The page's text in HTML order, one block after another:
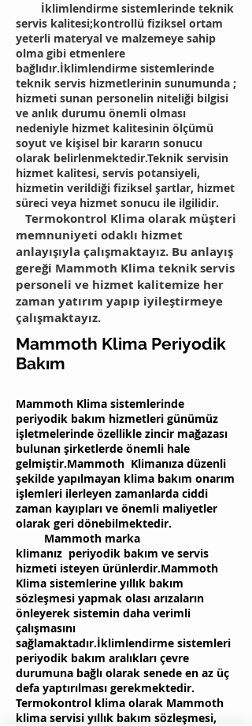
İklimlendirme sistemlerinde teknik
servis kalitesi;kontrollü fiziksel ortam
yeterli materyal ve malzemeye sahip
olma gibi etmenlere
bağlıdır.İklimlendirme sistemlerinde
teknik servis hizmetlerinin sunumunda ;
hizmeti sunan personelin niteliği bilgisi
ve anlık durumu önemli olması
nedeniyle hizmet kalitesinin ölçümü
soyut ve kişisel bir kararın sonucu
olarak belirlenmektedir.Teknik servisin
hizmet kalitesi, servis potansiyeli,
hizmetin verildiği fiziksel şartlar, hizmet
süreci veya hizmet sonucu ile ilgilidir.
Termokontrol Klima olarak müşteri
memnuniyeti odaklı hizmet
anlayışıyla çalışmaktayız. Bu anlayış
gereği Mammoth Klima teknik servis
personeli ve hizmet kalitemize her
zaman yatırım yapıp iyileştirmeye
çalışmaktayız.
Mammoth Klima sistemlerinde
periyodik bakım hizmetleri günümüz
işletmelerinde özellikle zincir mağazası
bulunan şirketlerde önemli hale
gelmiştir.Mammoth Klimanıza düzenli
şekilde yapılmayan klima bakım onarım
işlemleri ilerleyen zamanlarda ciddi
zaman kayıpları ve önemli maliyetler
olarak geri dönebilmektedir.
Mammoth marka
klimanız periyodik bakım ve servis
hizmeti isteyen ürünlerdir.Mammoth
Klima sistemlerine yıllık bakım
sözleşmesi yapmak olası arızaların
önleyerek sistemin daha verimli
çalışmasını
sağlamaktadır.İklimlendirme sistemleri
periyodik bakım aralıkları çevre
durumuna bağlı olarak senede en az üç
defa yaptırılması gerekmektedir.
Termokontrol klima olarak Mammoth
klima servisi yıllık bakım sözleşmesi,
Mammoth Klima Periyodik
Bakım